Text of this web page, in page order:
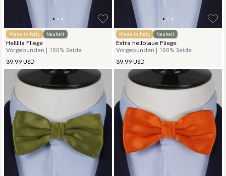
Made in Italy Neuheit
Helllila Fliege
Vorgebunden | 100% Seide
39.99 USD
Made in Italy Neuheit
Extra hellblaue Fliege
Vorgebunden | 100% Seide
39.99 USD